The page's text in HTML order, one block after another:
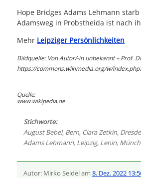
Hope Bridges Adams Lehmann
Adamsweg in Probstheida ist nach
Mehr Leipziger Persönlichkeiten
Bildquelle: Von Autor/-in unbekannt – Prof.
https://commons.wikimedia.org/w/
Quelle:
www.wikipedia.de
Stichworte:
August Bebel, Bern, Clara Zetkin,
Adams Lehmann, Leipzig, Lenin,
Autor: Mirko Seidel am 8. Dez. 2022